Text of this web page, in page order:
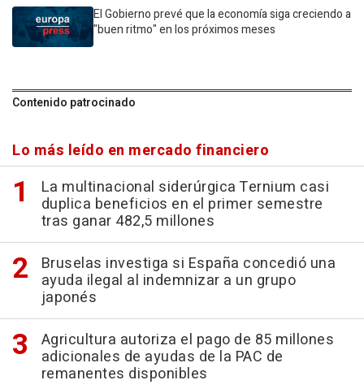
El Gobierno prevé que la economía siga creciendo a
"buen ritmo" en los próximos meses
Contenido patrocinado
Lo más leído en mercado financiero
La multinacional siderúrgica Ternium casi
duplica beneficios en el primer semestre
tras ganar 482,5 millones
Bruselas investiga si España concedió una
ayuda ilegal al indemnizar a un grupo
japonés
Agricultura autoriza el pago de 85 millones
adicionales de ayudas de la PAC de
remanentes disponibles